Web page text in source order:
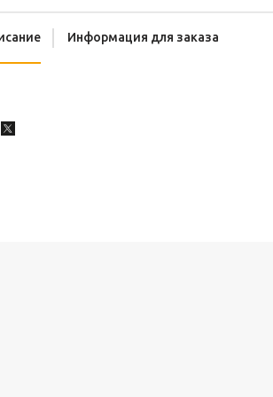
Информация для заказа